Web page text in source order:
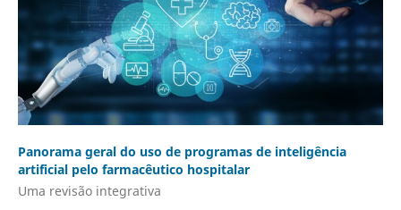
Panorama geral do uso de programas de inteligência
artificial pelo farmacêutico hospitalar
Uma revisão integrativa